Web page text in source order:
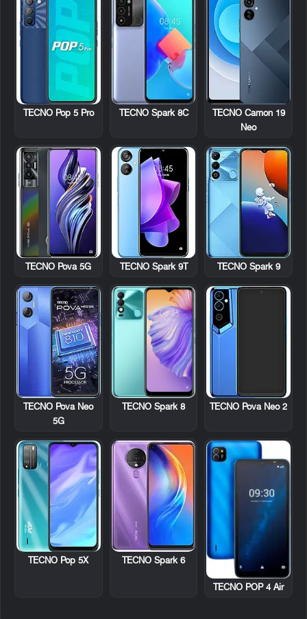
TECNO Camon 19
Neo
TECNO Spark 8C
TECNO Pop 5 Pro
TECNO Spark 9
TECNO Spark 9T
TECNO Pova 5G
TECNO Pova Neo 2
TECNO Spark 8
TECNO Pova Neo
5G
TECNO POP 4 Air
TECNO Spark 6
TECNO Pop 5X